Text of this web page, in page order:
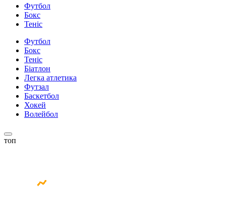
Футбол
Бокс
Теніс
Футбол
Бокс
Теніс
Біатлон
Легка атлетика
Футзал
Баскетбол
Хокей
Волейбол
топ